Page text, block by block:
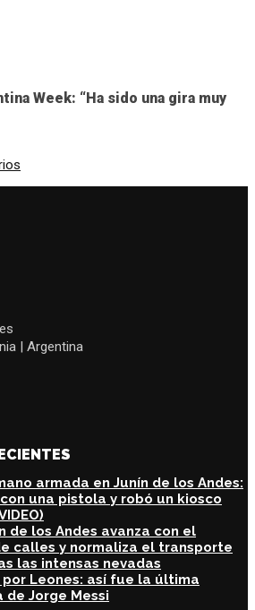
Week: “Ha sido una gira muy
| Argentina
armada en Junín de los Andes:
una pistola y robó un kiosco
de los Andes avanza con el
calles y normaliza el transporte
las intensas nevadas
Leones: así fue la última
de Jorge Messi